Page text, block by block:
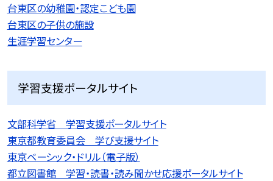
台東区の幼稚園・認定こども園
台東区の子供の施設
生涯学習センター
学習支援ポータルサイト
文部科学省 学習支援ポータルサイト
東京都教育委員会 学び支援サイト
東京ベーシック・ドリル（電子版）
都立図書館 学習・読書・読み聞かせ応援ポータルサイト